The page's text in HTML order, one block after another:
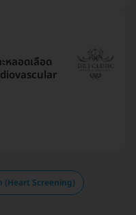
หลอดเลือด
(Heart Screening)